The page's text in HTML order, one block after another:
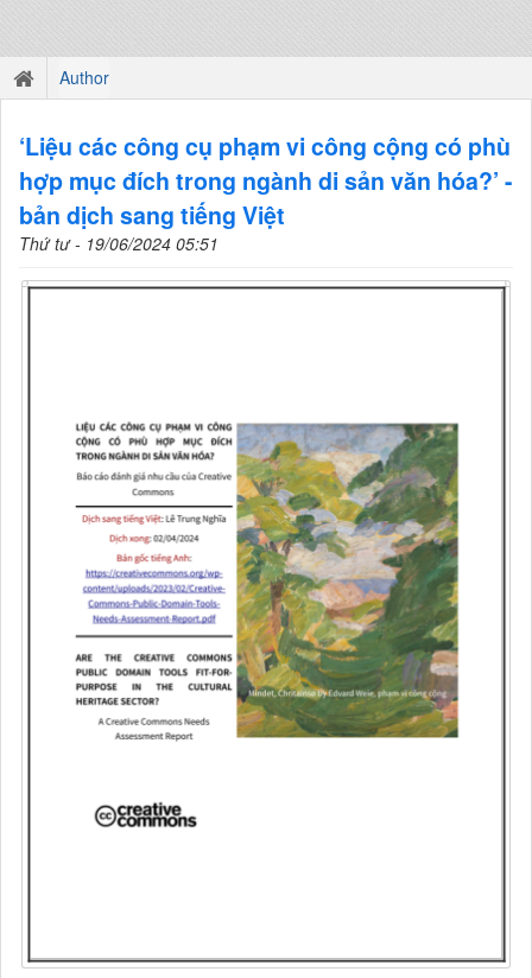
Author
‘Liệu các công cụ phạm vi công cộng có phù
hợp mục đích trong ngành di sản văn hóa?’ -
bản dịch sang tiếng Việt
Thứ tư - 19/06/2024 05:51